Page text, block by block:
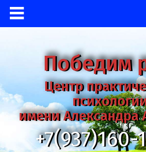
Победим
Центр
имени Александра
+7(937)160-